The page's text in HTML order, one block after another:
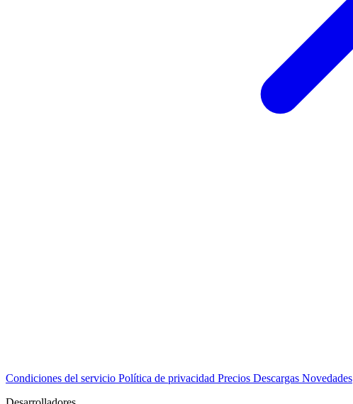
Condiciones del servicio Política de privacidad Precios Descargas Novedades